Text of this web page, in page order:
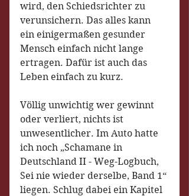
wird, den Schiedsrichter zu
verunsichern. Das alles kann
ein einigermaßen gesunder
Mensch einfach nicht lange
ertragen. Dafür ist auch das
Leben einfach zu kurz.
Völlig unwichtig wer gewinnt
oder verliert, nichts ist
unwesentlicher. Im Auto hatte
ich noch „Schamane in
Deutschland II - Weg-Logbuch,
Sei nie wieder derselbe, Band 1“
liegen. Schlug dabei ein Kapitel